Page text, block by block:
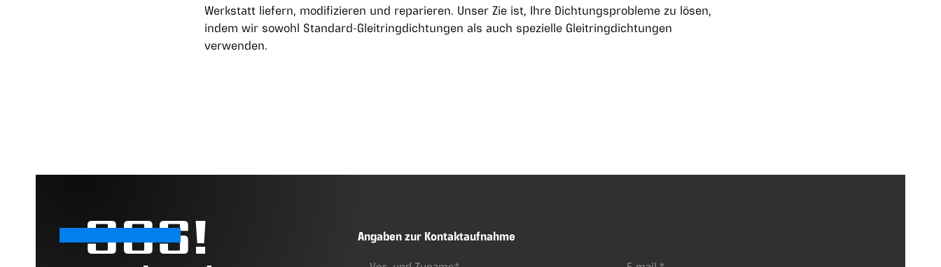
Werkstatt liefern, modifizieren und reparieren. Unser Zie ist, Ihre Dichtungsprobleme zu lösen,
indem wir sowohl Standard-Gleitringdichtungen als auch spezielle Gleitringdichtungen
verwenden.
SOS! Angaben zur Kontaktaufnahme